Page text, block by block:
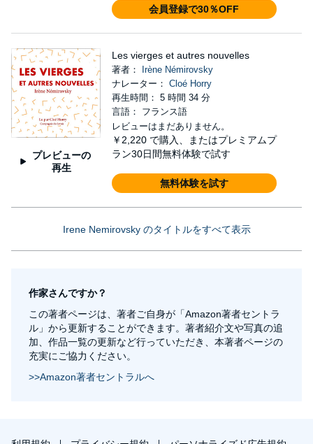
会員登録で30％OFF
プレビューの
再生
Les vierges et autres nouvelles
著者：
Irène Némirovsky
ナレーター： Cloé Horry
再生時間： 5 時間 34 分
言語： フランス語
レビューはまだありません。
￥2,220 で購入、またはプレミアムプ
ラン30日間無料体験で試す
無料体験を試す
Irene Nemirovsky のタイトルをすべて表示
作家さんですか？
この著者ページは、著者ご自身が「Amazon著者セントラ
ル」から更新することができます。著者紹介文や写真の追
加、作品一覧の更新など行っていただき、本著者ページの
充実にご協力ください。
>>Amazon著者セントラルへ